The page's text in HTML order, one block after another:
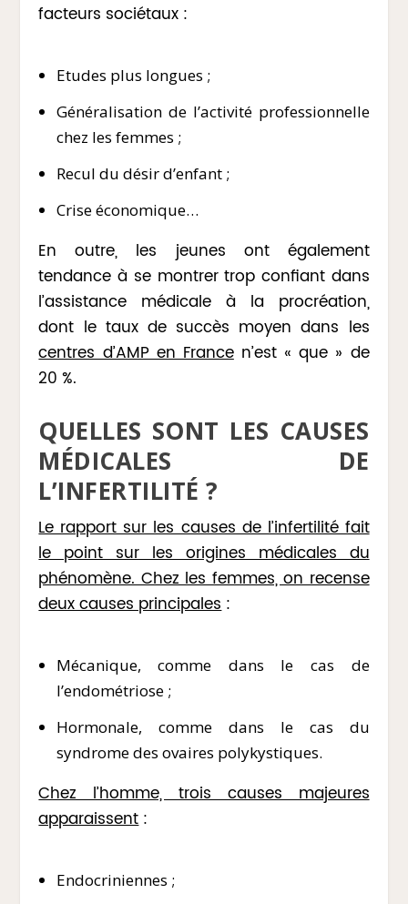
facteurs sociétaux :
Etudes plus longues ;
Généralisation de l’activité professionnelle
chez les femmes ;
Recul du désir d’enfant ;
Crise économique…
En outre, les jeunes ont également
tendance à se montrer trop confiant dans
l’assistance médicale à la procréation,
dont le taux de succès moyen dans les
centres d’AMP en Francen’est « que » de
20 %.
QUELLES SONT LES CAUSES
MÉDICALES DE
L’INFERTILITÉ ?
Le rapport sur les causes de l’infertilité fait
le point sur les origines médicales du
phénomène. Chez les femmes, on recense
deux causes principales:
Mécanique, comme dans le cas de
l’endométriose ;
Hormonale, comme dans le cas du
syndrome des ovaires polykystiques.
Chez l’homme, trois causes majeures
apparaissent:
Endocriniennes ;